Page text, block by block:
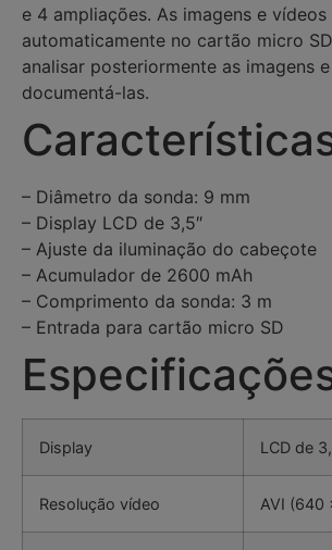
e 4 ampliações. As imagens e
automaticamente no cartão micro
analisar posteriormente as imagens
documentá-las.
– Diâmetro da sonda: 9 mm
– Display LCD de 3,5″
– Ajuste da iluminação do cabeçote
– Acumulador de 2600 mAh
– Comprimento da sonda: 3 m
– Entrada para cartão micro SD
Display LCD de
Resolução vídeo AVI (640